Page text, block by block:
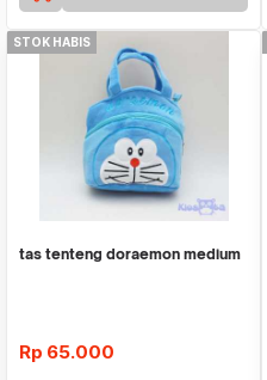
STOK HABIS
tas tenteng doraemon medium
Rp 65.000